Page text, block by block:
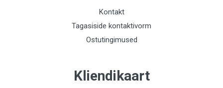
Kontakt
Tagasiside kontaktivorm
Ostutingimused
Kliendikaart